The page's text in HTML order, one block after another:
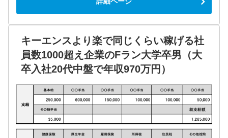
キーエンスより楽で同じくらい稼げる社
員数1000超え企業のFラン大学卒男（大
卒入社20代中盤で年収970万円）